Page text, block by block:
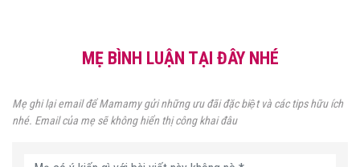
MẸ BÌNH LUẬN TẠI ĐÂY NHÉ
Mẹ ghi lại email để Mamamy gửi những ưu đãi đặc biệt và các tips hữu ích
nhé. Email của mẹ sẽ không hiển thị công khai đâu